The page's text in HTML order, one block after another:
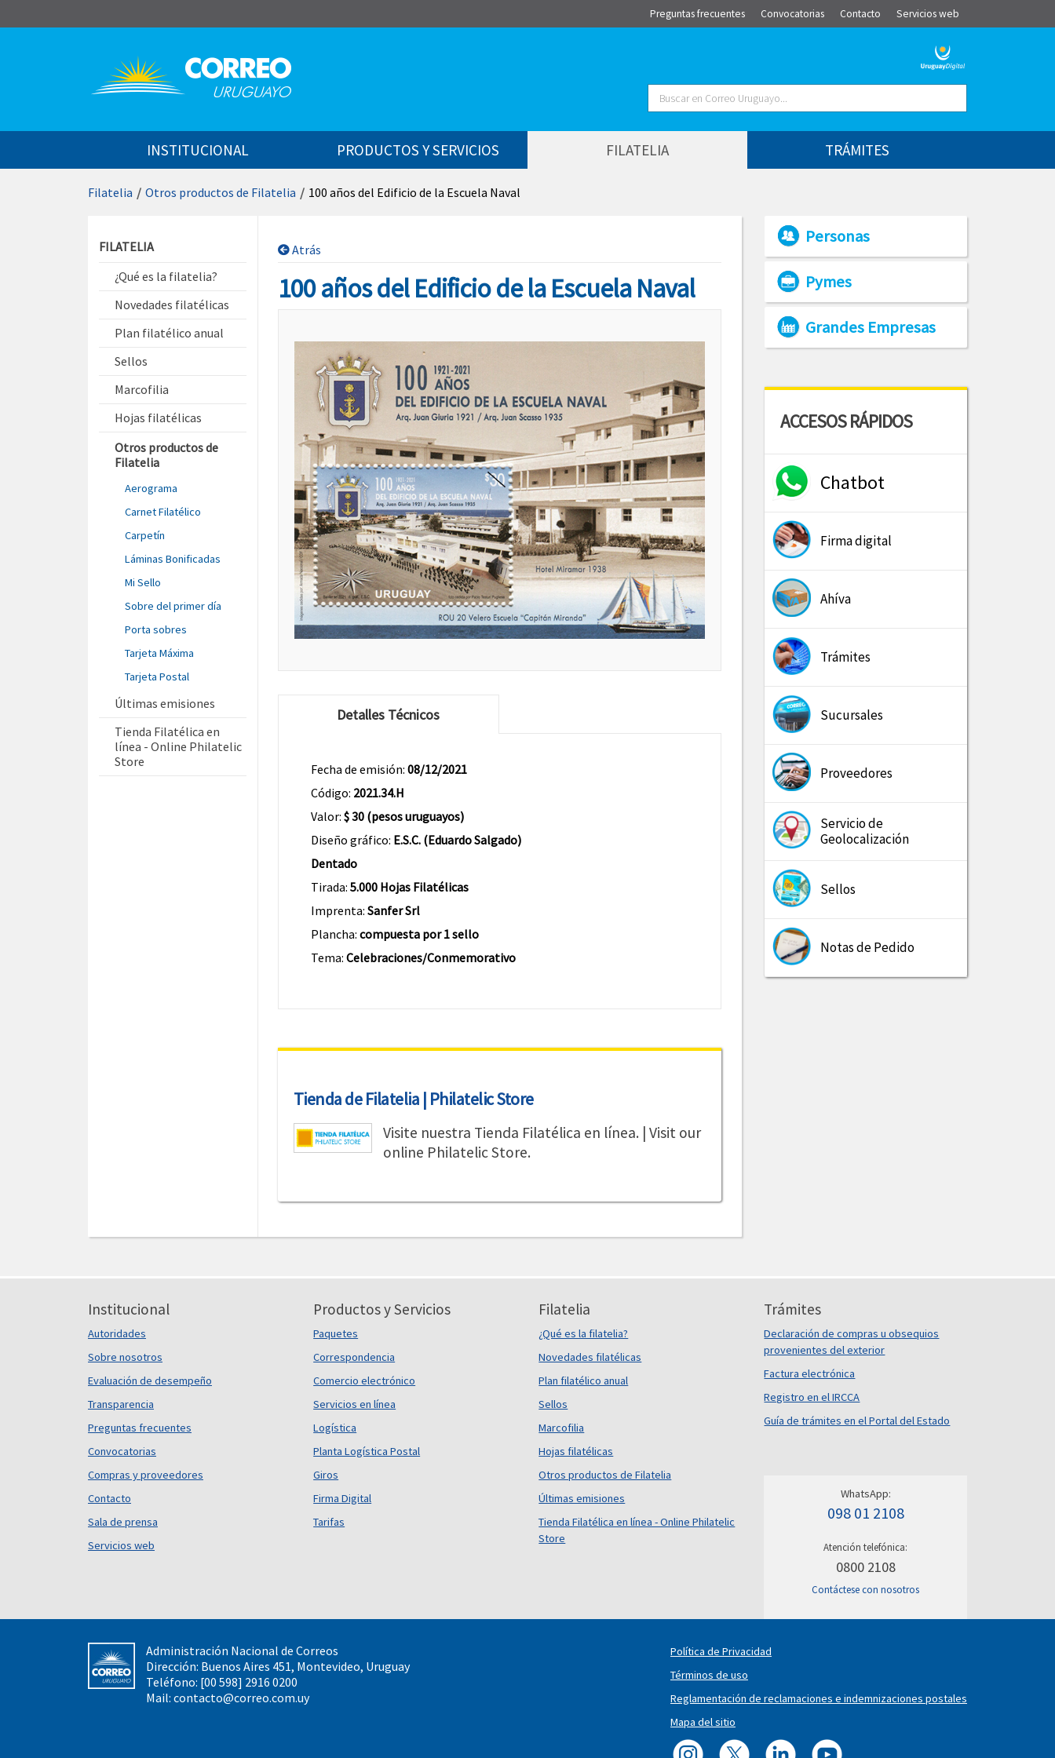
Preguntas frecuentes Convocatorias Contacto Servicios web
Buscar
INSTITUCIONAL PRODUCTOS Y SERVICIOS FILATELIA TRÁMITES
Filatelia / Otros productos de Filatelia / 100 años del Edificio de la Escuela Naval
FILATELIA
¿Qué es la filatelia?
Novedades filatélicas
Plan filatélico anual
Sellos
Marcofilia
Hojas filatélicas
Otros productos de
Filatelia
Aerograma
Carnet Filatélico
Carpetín
Láminas Bonificadas
Mi Sello
Sobre del primer día
Porta sobres
Tarjeta Máxima
Tarjeta Postal
Últimas emisiones
Tienda Filatélica en
línea - Online Philatelic
Store
Atrás
100 años del Edificio de la Escuela Naval
Detalles Técnicos
Fecha de emisión: 08/12/2021
Código: 2021.34.H
Valor: $ 30 (pesos uruguayos)
Diseño gráfico: E.S.C. (Eduardo Salgado)
Dentado
Tirada: 5.000 Hojas Filatélicas
Imprenta: Sanfer Srl
Plancha: compuesta por 1 sello
Tema: Celebraciones/Conmemorativo
Tienda de Filatelia | Philatelic Store
Visite nuestra Tienda Filatélica en línea. | Visit our
online Philatelic Store.
Personas
Pymes
Grandes Empresas
ACCESOS RÁPIDOS
Chatbot
Firma digital
Ahíva
Trámites
Sucursales
Proveedores
Servicio de
Geolocalización
Sellos
Notas de Pedido
Institucional
Autoridades
Sobre nosotros
Evaluación de desempeño
Transparencia
Preguntas frecuentes
Convocatorias
Compras y proveedores
Contacto
Sala de prensa
Servicios web
Productos y Servicios
Paquetes
Correspondencia
Comercio electrónico
Servicios en línea
Logística
Planta Logística Postal
Giros
Firma Digital
Tarifas
Filatelia
¿Qué es la filatelia?
Novedades filatélicas
Plan filatélico anual
Sellos
Marcofilia
Hojas filatélicas
Otros productos de Filatelia
Últimas emisiones
Tienda Filatélica en línea - Online Philatelic
Store
Trámites
Declaración de compras u obsequios
provenientes del exterior
Factura electrónica
Registro en el IRCCA
Guía de trámites en el Portal del Estado
WhatsApp:
098 01 2108
Atención telefónica:
0800 2108
Contáctese con nosotros
Administración Nacional de Correos
Dirección: Buenos Aires 451, Montevideo, Uruguay
Teléfono: [00 598] 2916 0200
Mail: contacto@correo.com.uy
Política de Privacidad
Términos de uso
Reglamentación de reclamaciones e indemnizaciones postales
Mapa del sitio